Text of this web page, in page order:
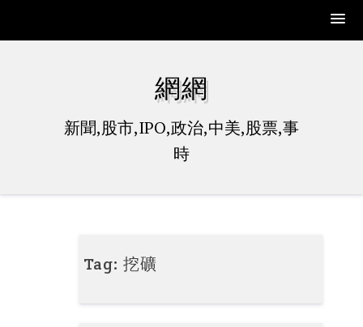
網網
新聞,股市,IPO,政治,中美,股票,事
時
Tag:挖礦